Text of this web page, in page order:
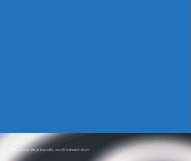
De website die je bezoekt, wordt beheerd door: